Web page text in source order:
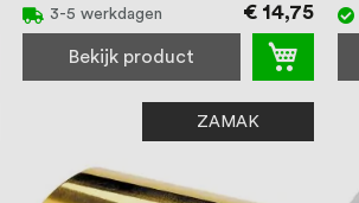
3-5 werkdagen € 14,75
Bekijk product
ZAMAK